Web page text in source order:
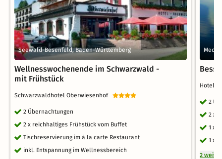
Seewald-Besenfeld, Baden-Württemberg
Wellnesswochenende im Schwarzwald -
mit Frühstück
Schwarzwaldhotel Oberwiesenhof
2 Übernachtungen
2 x reichhaltiges Frühstück vom Buffet
Tischreservierung im à la carte Restaurant
inkl. Entspannung im Wellnessbereich
Hotel
2
2 x
1 x
1 x
2